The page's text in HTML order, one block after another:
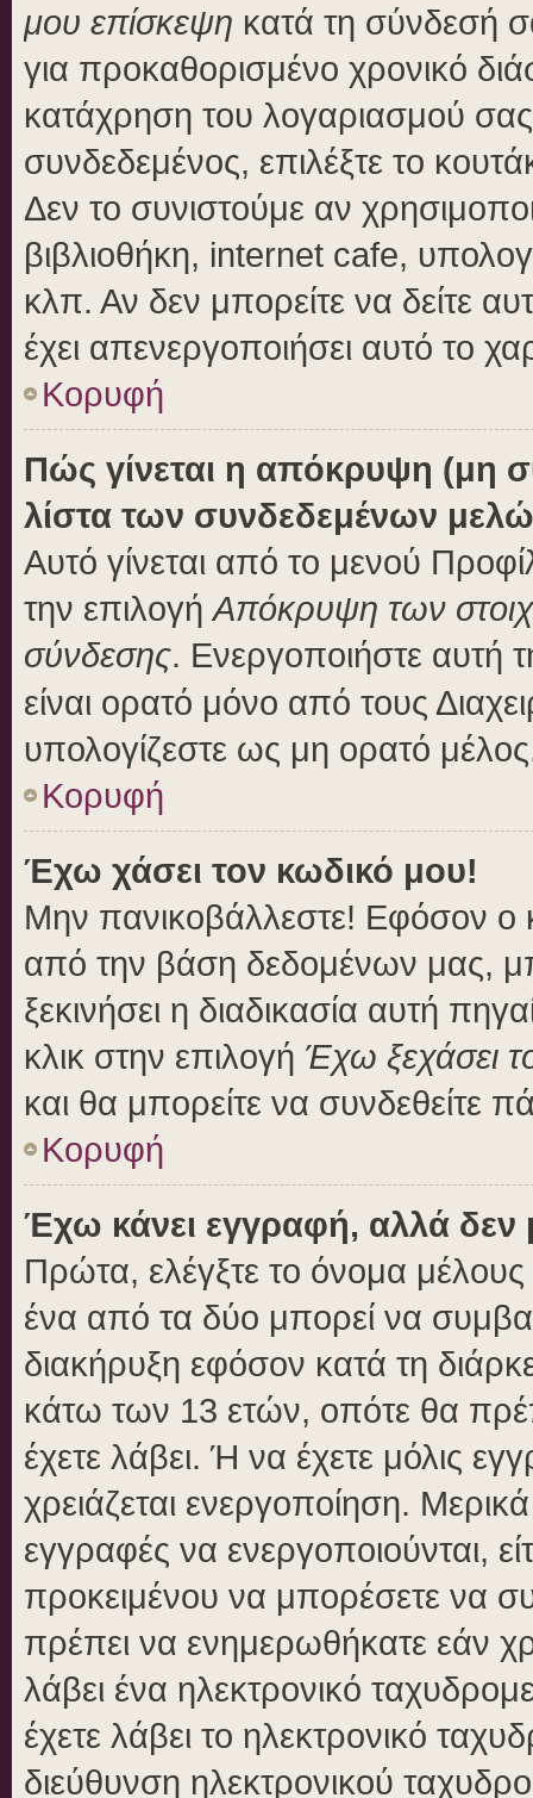
μου επίσκεψη κατά τη σύνδεσή
για προκαθορισμένο χρονικό
κατάχρηση του λογαριασμού
συνδεδεμένος, επιλέξτε το
Δεν το συνιστούμε αν
βιβλιοθήκη, internet cafe,
κλπ. Αν δεν μπορείτε να δείτε
έχει απενεργοποιήσει αυτό το
Κορυφή
Πώς γίνεται η απόκρυψη (μη
λίστα των συνδεδεμένων
Αυτό γίνεται από το μενού
την επιλογήΑπόκρυψη των
σύνδεσης. Ενεργοποιήστε αυτή
είναι ορατό μόνο από τους
υπολογίζεστε ως μη ορατό
Κορυφή
Έχω χάσει τον κωδικό μου!
Μην πανικοβάλλεστε! Εφόσον ο
από την βάση δεδομένων μας,
ξεκινήσει η διαδικασία αυτή
κλικ στην επιλογή Έχω ξεχάσει
και θα μπορείτε να συνδεθείτε
Κορυφή
Έχω κάνει εγγραφή, αλλά
Πρώτα, ελέγξτε το όνομα μέλους
ένα από τα δύο μπορεί να
διακήρυξη εφόσον κατά τη
κάτω των 13 ετών, οπότε θα
έχετε λάβει. Ή να έχετε μόλις
χρειάζεται ενεργοποίηση.
εγγραφές να ενεργοποιούνται,
προκειμένου να μπορέσετε να
πρέπει να ενημερωθήκατε εάν
λάβει ένα ηλεκτρονικό
έχετε λάβει το ηλεκτρονικό
διεύθυνση ηλεκτρονικού